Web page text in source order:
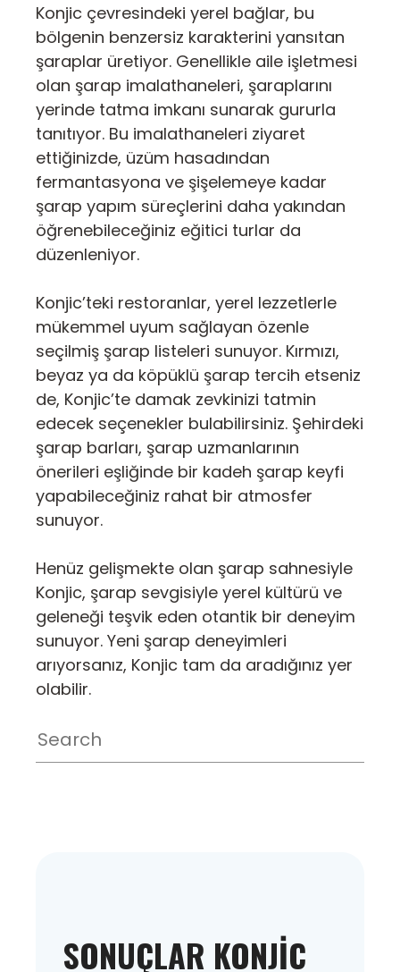
Konjic çevresindeki yerel bağlar, bu
bölgenin benzersiz karakterini yansıtan
şaraplar üretiyor. Genellikle aile işletmesi
olan şarap imalathaneleri, şaraplarını
yerinde tatma imkanı sunarak gururla
tanıtıyor. Bu imalathaneleri ziyaret
ettiğinizde, üzüm hasadından
fermantasyona ve şişelemeye kadar
şarap yapım süreçlerini daha yakından
öğrenebileceğiniz eğitici turlar da
düzenleniyor.
Konjic’teki restoranlar, yerel lezzetlerle
mükemmel uyum sağlayan özenle
seçilmiş şarap listeleri sunuyor. Kırmızı,
beyaz ya da köpüklü şarap tercih etseniz
de, Konjic’te damak zevkinizi tatmin
edecek seçenekler bulabilirsiniz. Şehirdeki
şarap barları, şarap uzmanlarının
önerileri eşliğinde bir kadeh şarap keyfi
yapabileceğiniz rahat bir atmosfer
sunuyor.
Henüz gelişmekte olan şarap sahnesiyle
Konjic, şarap sevgisiyle yerel kültürü ve
geleneği teşvik eden otantik bir deneyim
sunuyor. Yeni şarap deneyimleri
arıyorsanız, Konjic tam da aradığınız yer
olabilir.
SONUÇLAR KONJIC